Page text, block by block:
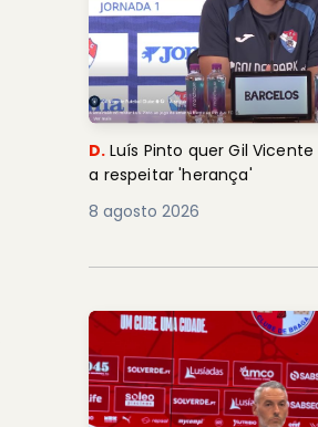
D. Luís Pinto quer Gil
a respeitar 'herança'
8 agosto 2026